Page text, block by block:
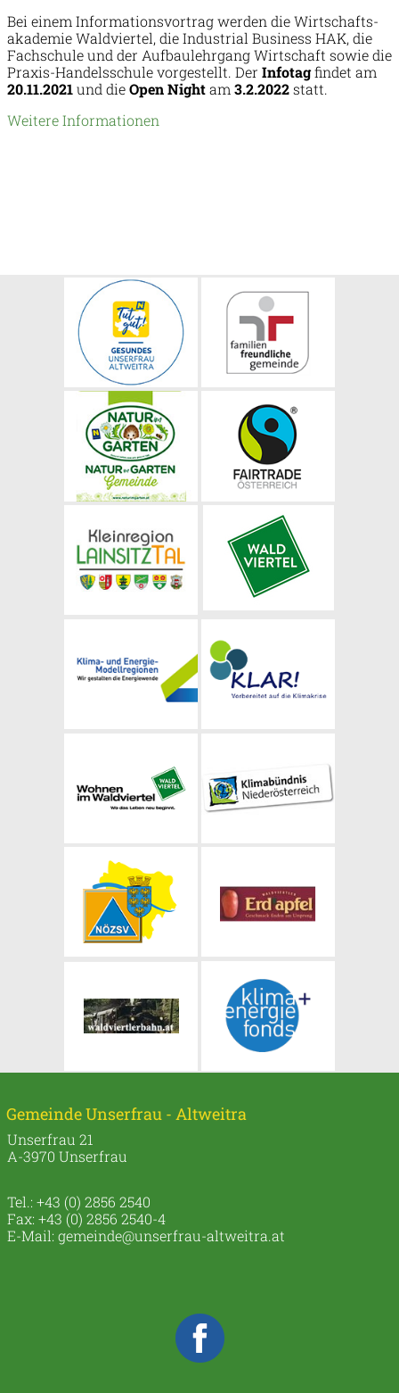
Bei einem Informationsvortrag werden die Wirtschafts-
akademie Waldviertel, die Industrial Business HAK, die
Fachschule und der Aufbaulehrgang Wirtschaft sowie die
Praxis-Handelsschule vorgestellt. Der Infotagfindet am
20.11.2021und dieOpen Nightam3.2.2022statt.
Weitere Informationen
Gemeinde Unserfrau - Altweitra
Unserfrau 21
A-3970 Unserfrau
Tel.: +43 (0) 2856 2540
Fax: +43 (0) 2856 2540-4
E-Mail: gemeinde@unserfrau-altweitra.at